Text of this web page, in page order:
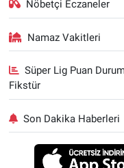
Nöbetçi Eczaneler
Namaz Vakitleri
Süper Lig Puan
Fikstür
Son Dakika Haberleri